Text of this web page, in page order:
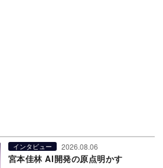
インタビュー 2026.08.06
宮本佳林 AI開発の原点明かす